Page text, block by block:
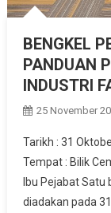
BENGKEL
PANDUAN
INDUSTRI
25 November
Tarikh : 31
Tempat : Bilik
Ibu Pejabat
diadakan pada